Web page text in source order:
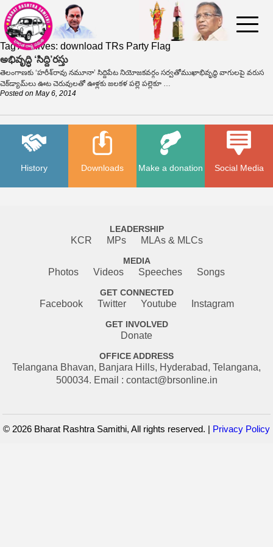
Tag Archives: download TRs Party Flag
అభివృద్ధి ‘సిద్ది’రస్తు
తెలంగాణకు ‘హరీశ్‌రావు నమూనా’ సిద్దిపేట నియోజకవర్గం సర్వతోముఖాభివృద్ధి వాగులపై వరుస
చెక్‌డ్యామ్‌లు ఊట చెరువులతో ఊళ్లకు జలకళ పల్లె పల్లెకూ …
Posted on May 6, 2014
History Social Media
Downloads Make a donation
LEADERSHIP
KCR MPs MLAs & MLCs
MEDIA
Photos Videos Speeches Songs
GET CONNECTED
Facebook Twitter Youtube Instagram
GET INVOLVED
Donate
OFFICE ADDRESS
Telangana Bhavan, Banjara Hills, Hyderabad, Telangana,
500034. Email : contact@brsonline.in
© 2026 Bharat Rashtra Samithi, All rights reserved. | Privacy Policy